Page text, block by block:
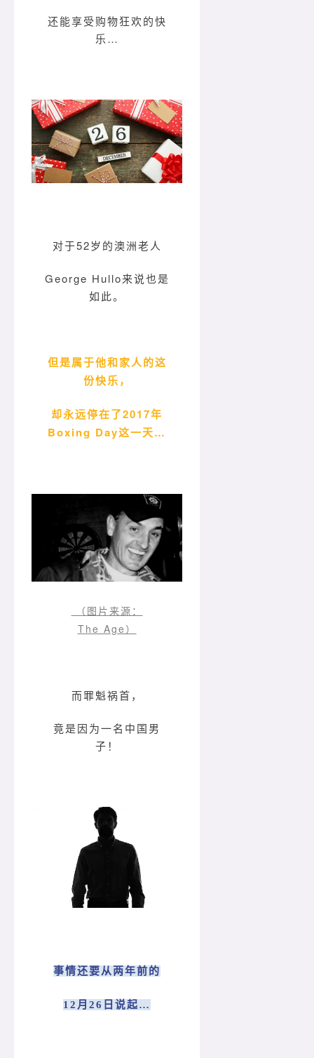
还能享受购物狂欢的快
乐…
对于52岁的澳洲老人
George Hullo来说也是
如此。
但是属于他和家人的这
份快乐，
却永远停在了2017年
Boxing Day这一天…
（图片来源：
The Age）
而罪魁祸首，
竟是因为一名中国男
子！
事情还要从两年前的
12月26日说起…